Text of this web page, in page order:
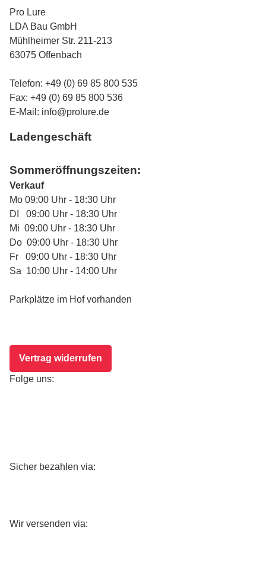
Pro Lure
LDA Bau GmbH
Mühlheimer Str. 211-213
63075 Offenbach
Telefon: +49 (0) 69 85 800 535
Fax: +49 (0) 69 85 800 536
E-Mail: info@prolure.de
Ladengeschäft
Sommeröffnungszeiten:
Verkauf
Mo 09:00 Uhr - 18:30 Uhr
DI 09:00 Uhr - 18:30 Uhr
Mi 09:00 Uhr - 18:30 Uhr
Do 09:00 Uhr - 18:30 Uhr
Fr 09:00 Uhr - 18:30 Uhr
Sa 10:00 Uhr - 14:00 Uhr
Parkplätze im Hof vorhanden
Vertrag widerrufen
Folge uns:
Sicher bezahlen via:
Wir versenden via: